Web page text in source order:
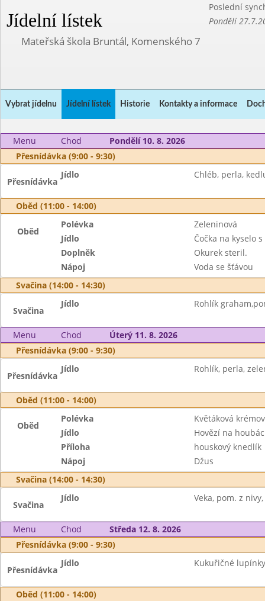
Jídelní lístek
Poslední
Pondělí
Mateřská škola Bruntál, Komenského 7
Vybrat jídelnu Jídelní lístek Historie Kontakty a informace
Menu Chod
Pondělí 10. 8. 2026
Přesnídávka (9:00 - 9:30)
Přesnídávka
Jídlo Chléb, perla,
Oběd (11:00 - 14:00)
Oběd
Polévka
Zeleninová
Jídlo
Čočka na kyselo
Doplněk
Okurek steril.
Nápoj
Voda se šťávou
Svačina (14:00 - 14:30)
Svačina
Jídlo Rohlík
Menu Chod
Úterý 11. 8. 2026
Přesnídávka (9:00 - 9:30)
Přesnídávka
Jídlo Rohlík, perla,
Oběd (11:00 - 14:00)
Oběd
Polévka
Květáková
Jídlo
Hovězí na
Příloha
houskový knedlík
Nápoj
Džus
Svačina (14:00 - 14:30)
Svačina
Jídlo Veka, pom. z
Menu Chod
Středa 12. 8. 2026
Přesnídávka (9:00 - 9:30)
Přesnídávka
Jídlo Kukuřičné
Oběd (11:00 - 14:00)